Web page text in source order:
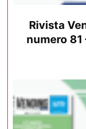
Rivista
numero 81